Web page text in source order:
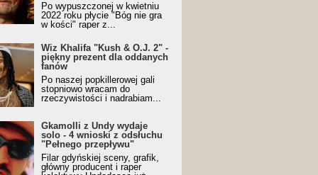
Po wypuszczonej w kwietniu
2022 roku płycie "Bóg nie gra
w kości" raper z...
Wiz Khalifa "Kush & O.J. 2" -
piękny prezent dla oddanych
fanów
Po naszej popkillerowej gali
stopniowo wracam do
rzeczywistości i nadrabiam...
Gkamolli z Undy wydaje
solo - 4 wnioski z odsłuchu
"Pełnego przepływu"
Filar gdyńskiej sceny, grafik,
główny producent i raper